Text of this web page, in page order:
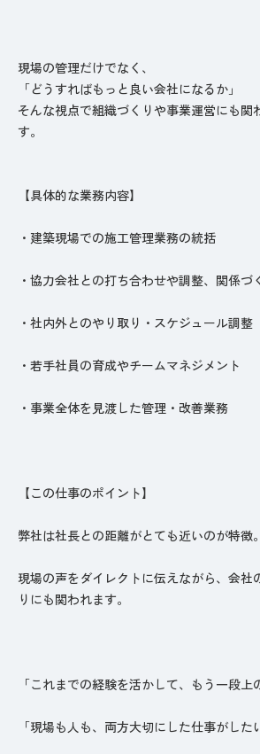
現場の管理だけでなく、
「どうすればもっと良い会社になるか」
そんな視点で組織づくりや事業運営にも関
す。
【具体的な業務内容】
・建築現場での施工管理業務の統括
・協力会社との打ち合わせや調整、関係づ
・社内外とのやり取り・スケジュール調整
・若手社員の育成やチームマネジメント
・事業全体を見渡した管理・改善業務
【この仕事のポイント】
弊社は社長との距離がとても近いのが特徴。
現場の声をダイレクトに伝えながら、会社
りにも関われます。
「これまでの経験を活かして、もう一段上
「現場も人も、両方大切にした仕事がした